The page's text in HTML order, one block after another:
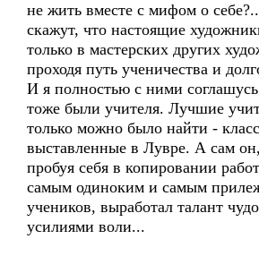
не жить вместе с мифом о
скажут, что настоящие
только в мастерских других
проходя путь ученичества и
И я полностью с ними
тоже были учителя. Лучшие
только можно было найти -
выставленные в Лувре. А сам
пробуя себя в копировании
самым одиноким и самым
учеников, выработал талант
усилиями воли...